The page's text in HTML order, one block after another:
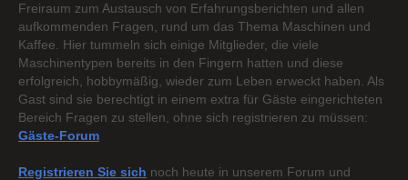
Freiraum zum Austausch von Erfahrungsberichten und allen
aufkommenden Fragen, rund um das Thema Maschinen und
Kaffee. Hier tummeln sich einige Mitglieder, die viele
Maschinentypen bereits in den Fingern hatten und diese
erfolgreich, hobbymäßig, wieder zum Leben erweckt haben. Als
Gast sind sie berechtigt in einem extra für Gäste eingerichteten
Bereich Fragen zu stellen, ohne sich registrieren zu müssen:
Gäste-Forum
Registrieren Sie sich noch heute in unserem Forum und